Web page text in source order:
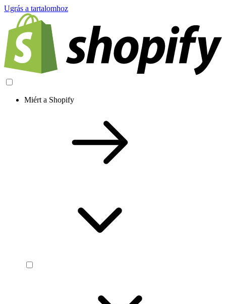
Ugrás a tartalomhoz
Miért a Shopify